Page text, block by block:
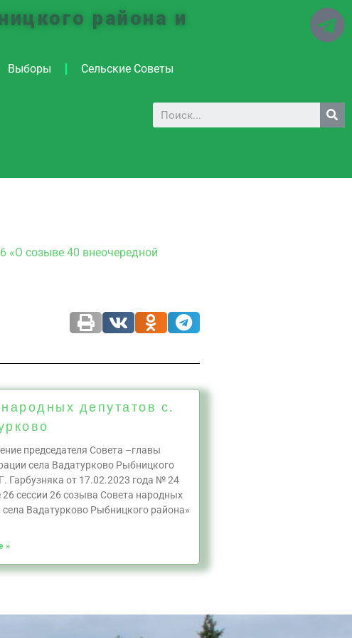
района и
Выборы Сельские Советы
«О созыве 40 внеочередной
депутатов с.
председателя Совета –главы
села Вадатурково Рыбницкого
Гарбузняка от 17.02.2023 года № 24
сессии 26 созыва Совета народных
села Вадатурково Рыбницкого района»
»